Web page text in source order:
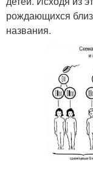
рождающихся
названия.